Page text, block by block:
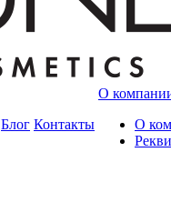
Блог Контакты
О
О